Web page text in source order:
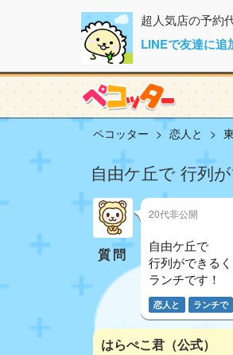
超人気店の予約
LINEで友達に追
ペコッター 恋人と
自由ケ丘で 行列
質問
20代非公開
自由ケ丘で
行列ができる
ランチです！
恋人と ランチで
はらぺこ君（公式）